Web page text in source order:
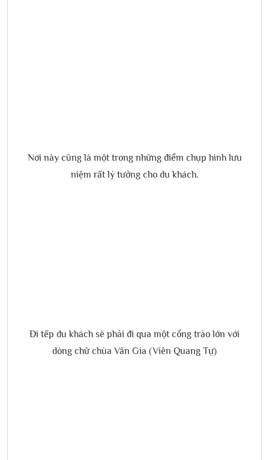
Nơi này cũng là một trong những điểm chụp hình lưu
niệm rất lý tưởng cho du khách.
Đi tếp du khách sẽ phải đi qua một cổng trào lớn với
dòng chữ chùa Vân Gia (Viên Quang Tự)